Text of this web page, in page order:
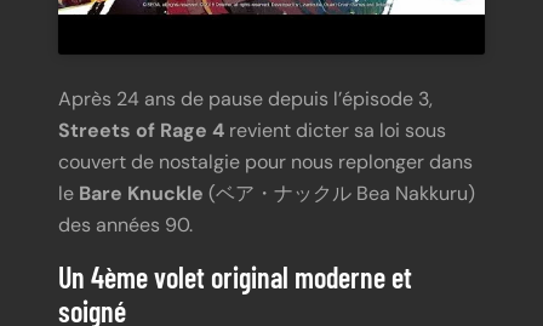
Après 24 ans de pause depuis l’épisode 3,
Streets of Rage 4 revient dicter sa loi sous
couvert de nostalgie pour nous replonger dans
le Bare Knuckle (ベア・ナックル Bea Nakkuru)
des années 90.
Un 4ème volet original moderne et
soigné